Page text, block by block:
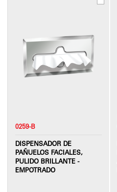
0259-B
DISPENSADOR DE
PAÑUELOS FACIALES,
PULIDO BRILLANTE -
EMPOTRADO